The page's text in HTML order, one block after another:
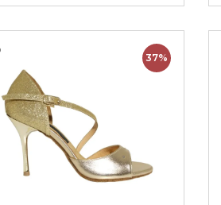
37%